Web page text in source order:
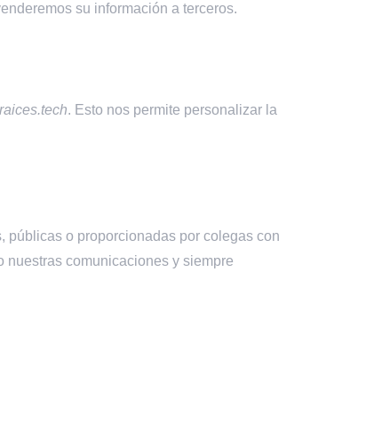
su información a terceros.
. Esto nos permite personalizar la
públicas o proporcionadas por colegas con
comunicaciones y siempre